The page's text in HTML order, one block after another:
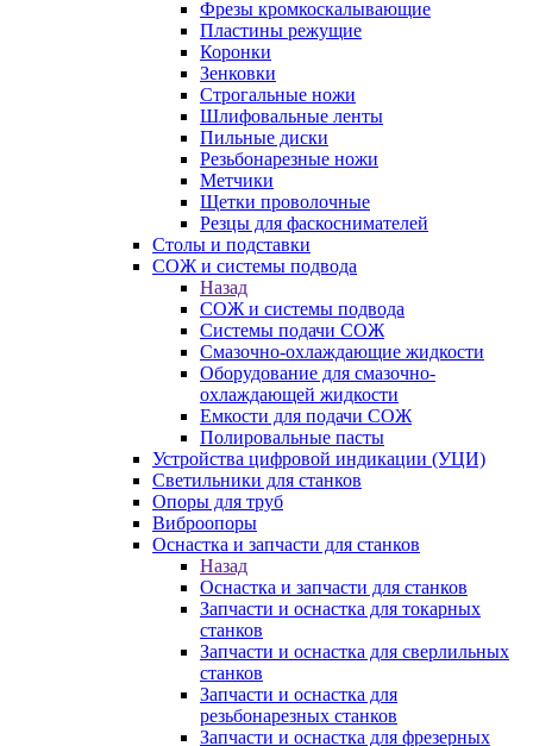
Фрезы кромкоскалывающие
Пластины режущие
Коронки
Зенковки
Строгальные ножи
Шлифовальные ленты
Пильные диски
Резьбонарезные ножи
Метчики
Щетки проволочные
Резцы для фаскоснимателей
Столы и подставки
СОЖ и системы подвода
Назад
СОЖ и системы подвода
Системы подачи СОЖ
Смазочно-охлаждающие жидкости
Оборудование для смазочно-
охлаждающей жидкости
Емкости для подачи СОЖ
Полировальные пасты
Устройства цифровой индикации (УЦИ)
Светильники для станков
Опоры для труб
Виброопоры
Оснастка и запчасти для станков
Назад
Оснастка и запчасти для станков
Запчасти и оснастка для токарных
станков
Запчасти и оснастка для сверлильных
станков
Запчасти и оснастка для
резьбонарезных станков
Запчасти и оснастка для фрезерных